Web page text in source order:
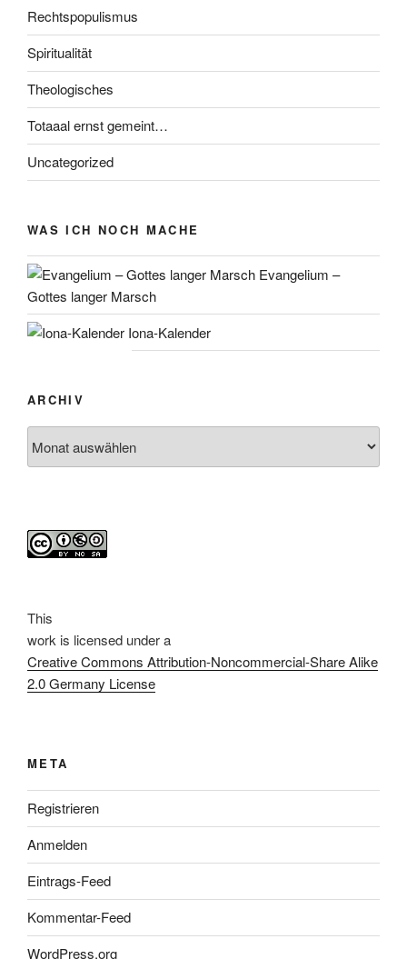
Rechtspopulismus
Spiritualität
Theologisches
Totaaal ernst gemeint…
Uncategorized
WAS ICH NOCH MACHE
Evangelium –
Gottes langer Marsch
Iona-Kalender
ARCHIV
This
work is licensed under a
Creative Commons Attribution-Noncommercial-Share Alike
2.0 Germany License
META
Registrieren
Anmelden
Eintrags-Feed
Kommentar-Feed
WordPress.org